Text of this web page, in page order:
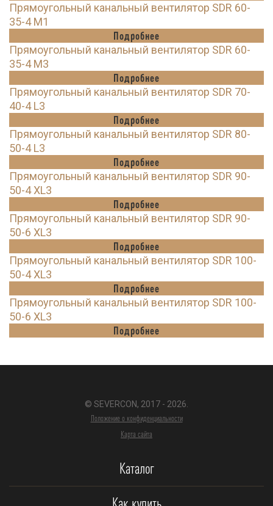
Прямоугольный канальный вентилятор SDR 60-
35-4 M1
Подробнее
Прямоугольный канальный вентилятор SDR 60-
35-4 M3
Подробнее
Прямоугольный канальный вентилятор SDR 70-
40-4 L3
Подробнее
Прямоугольный канальный вентилятор SDR 80-
50-4 L3
Подробнее
Прямоугольный канальный вентилятор SDR 90-
50-4 XL3
Подробнее
Прямоугольный канальный вентилятор SDR 90-
50-6 XL3
Подробнее
Прямоугольный канальный вентилятор SDR 100-
50-4 XL3
Подробнее
Прямоугольный канальный вентилятор SDR 100-
50-6 XL3
Подробнее
© SEVERCON, 2017 - 2026.
Положение о конфиденциальности
Карта сайта
Каталог